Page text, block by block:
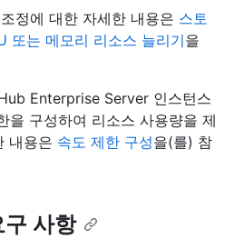
정에 대한 자세한 내용은 스토
또는 메모리 리소스 늘리기을
Enterprise Server 인스턴스
구성하여 리소스 사용량을 제
내용은 속도 제한 구성을(를) 참
사항